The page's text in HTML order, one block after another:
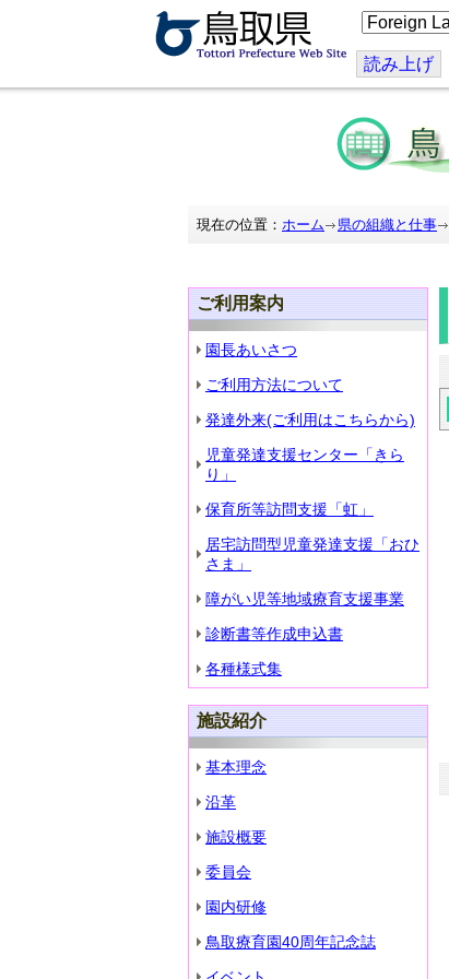
こ
の
ジ
を
訳
す
る
読み上げ
現在の位置： ホーム 県の組織と仕事
ご利用案内
園長あいさつ
ご利用方法について
発達外来(ご利用はこちらから)
児童発達支援センター「きら
り」
保育所等訪問支援「虹」
居宅訪問型児童発達支援「おひ
さま」
障がい児等地域療育支援事業
診断書等作成申込書
各種様式集
施設紹介
基本理念
沿革
施設概要
委員会
園内研修
鳥取療育園40周年記念誌